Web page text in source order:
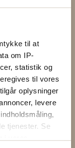
til at
om IP-
statistik og
til vores
oplysninger
levere
tjenester. Se